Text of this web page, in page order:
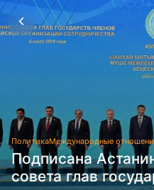
ПолитикаМеждународные
Подписана
совета глав